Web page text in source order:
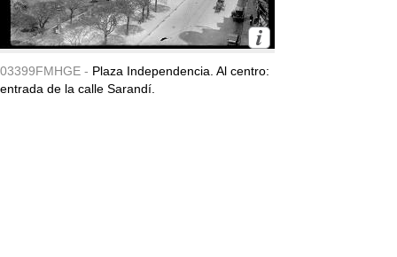
03399FMHGE - Plaza Independencia. Al centro:
entrada de la calle Sarandí.